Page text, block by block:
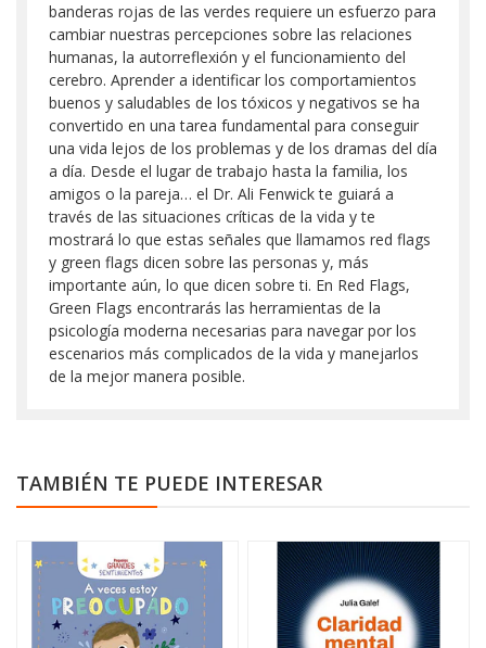
banderas rojas de las verdes requiere un esfuerzo para
cambiar nuestras percepciones sobre las relaciones
humanas, la autorreflexión y el funcionamiento del
cerebro. Aprender a identificar los comportamientos
buenos y saludables de los tóxicos y negativos se ha
convertido en una tarea fundamental para conseguir
una vida lejos de los problemas y de los dramas del día
a día. Desde el lugar de trabajo hasta la familia, los
amigos o la pareja… el Dr. Ali Fenwick te guiará a
través de las situaciones críticas de la vida y te
mostrará lo que estas señales que llamamos red flags
y green flags dicen sobre las personas y, más
importante aún, lo que dicen sobre ti. En Red Flags,
Green Flags encontrarás las herramientas de la
psicología moderna necesarias para navegar por los
escenarios más complicados de la vida y manejarlos
de la mejor manera posible.
TAMBIÉN TE PUEDE INTERESAR